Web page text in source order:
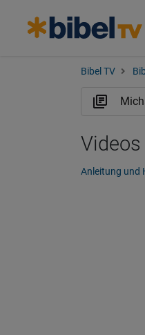
Bibel TV
Anleitung und